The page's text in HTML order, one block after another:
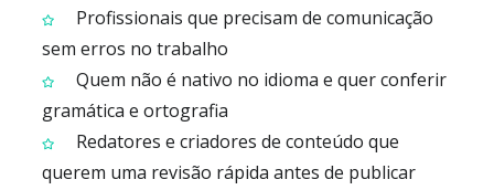
Profissionais que precisam de comunicação
sem erros no trabalho
Quem não é nativo no idioma e quer conferir
gramática e ortografia
Redatores e criadores de conteúdo que
querem uma revisão rápida antes de publicar